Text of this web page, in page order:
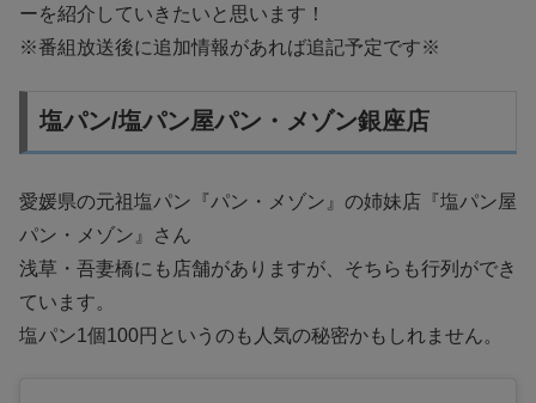
ーを紹介していきたいと思います！
※番組放送後に追加情報があれば追記予定です※
塩パン/塩パン屋パン・メゾン銀座店
愛媛県の元祖塩パン『パン・メゾン』の姉妹店『塩パン屋
パン・メゾン』さん
浅草・吾妻橋にも店舗がありますが、そちらも行列ができ
ています。
塩パン1個100円というのも人気の秘密かもしれません。